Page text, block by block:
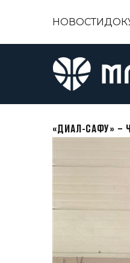
НОВОСТИ
«ДИАЛ-САФУ» –